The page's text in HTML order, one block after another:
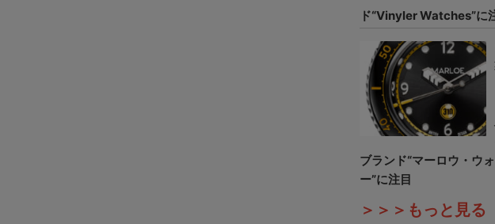
ド“Vinyler Watches”に
ブランド“マーロウ・ウ
ー”に注目
＞＞＞もっと見る